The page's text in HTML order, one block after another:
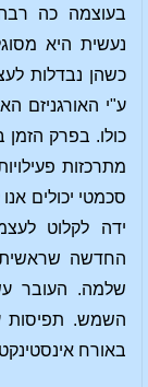
בעוצמה כה
נעשית היא
כשהן נבדלות
ע"י האורגניזם
כולו. בפרק
מתרכזות
סכמטי יכולים
ידה לקלוט
החדשה
שלמה. העובר
השמש. תפיסות
באורח